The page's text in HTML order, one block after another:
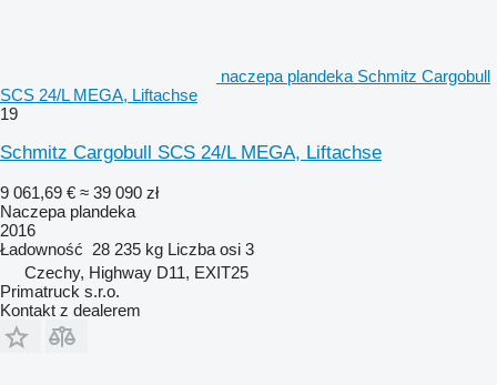
naczepa plandeka Schmitz Cargobull
SCS 24/L MEGA, Liftachse
19
Schmitz Cargobull SCS 24/L MEGA, Liftachse
9 061,69 € ≈ 39 090 zł
Naczepa plandeka
2016
Ładowność 28 235 kg Liczba osi 3
Czechy, Highway D11, EXIT25
Primatruck s.r.o.
Kontakt z dealerem